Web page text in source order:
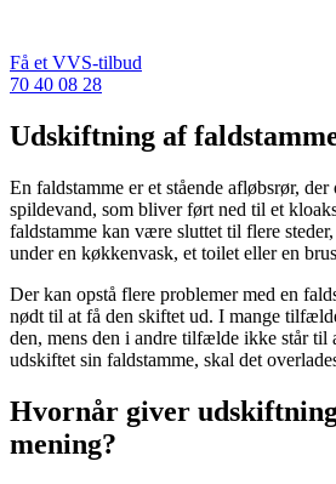
Få et VVS-tilbud
70 40 08 28
Udskiftning af
En faldstamme er et stående afløbsrør,
spildevand, som bliver ført ned til et
faldstamme kan være sluttet til flere
under en køkkenvask, et toilet eller en
Der kan opstå flere problemer med en
nødt til at få den skiftet ud. I mange
den, mens den i andre tilfælde ikke står til
udskiftet sin faldstamme, skal det
Hvornår giver
mening?